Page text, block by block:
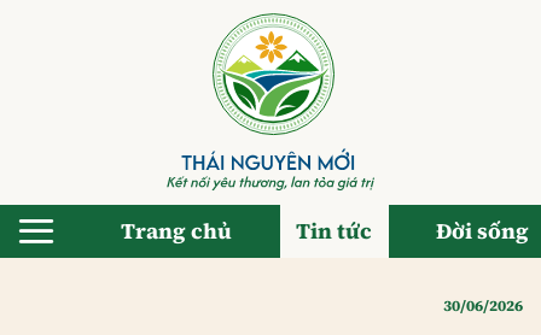
Trang chủ Tin tức Đời sống
30/06/2026